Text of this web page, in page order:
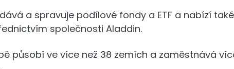
a spravuje podílové fondy a ETF a nabízí
společnosti Aladdin.
působí ve více než 38 zemích a zaměstnává